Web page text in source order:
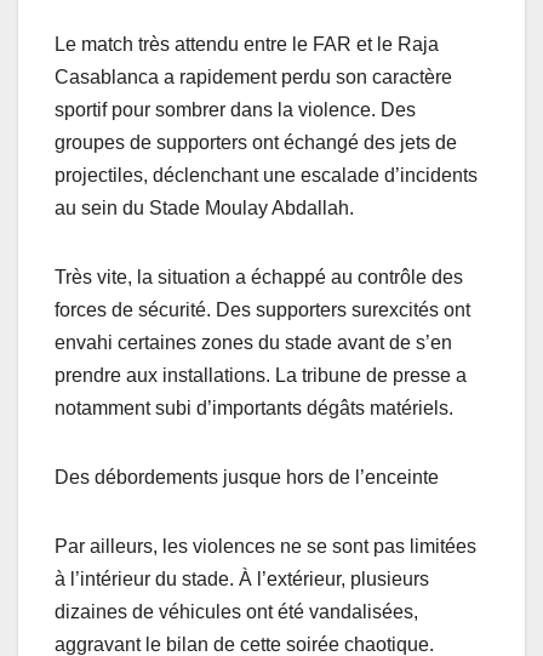
Le match très attendu entre le FAR et le Raja
Casablanca a rapidement perdu son caractère
sportif pour sombrer dans la violence. Des
groupes de supporters ont échangé des jets de
projectiles, déclenchant une escalade d’incidents
au sein du Stade Moulay Abdallah.
Très vite, la situation a échappé au contrôle des
forces de sécurité. Des supporters surexcités ont
envahi certaines zones du stade avant de s’en
prendre aux installations. La tribune de presse a
notamment subi d’importants dégâts matériels.
Des débordements jusque hors de l’enceinte
Par ailleurs, les violences ne se sont pas limitées
à l’intérieur du stade. À l’extérieur, plusieurs
dizaines de véhicules ont été vandalisées,
aggravant le bilan de cette soirée chaotique.